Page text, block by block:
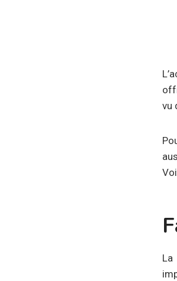
vu
La